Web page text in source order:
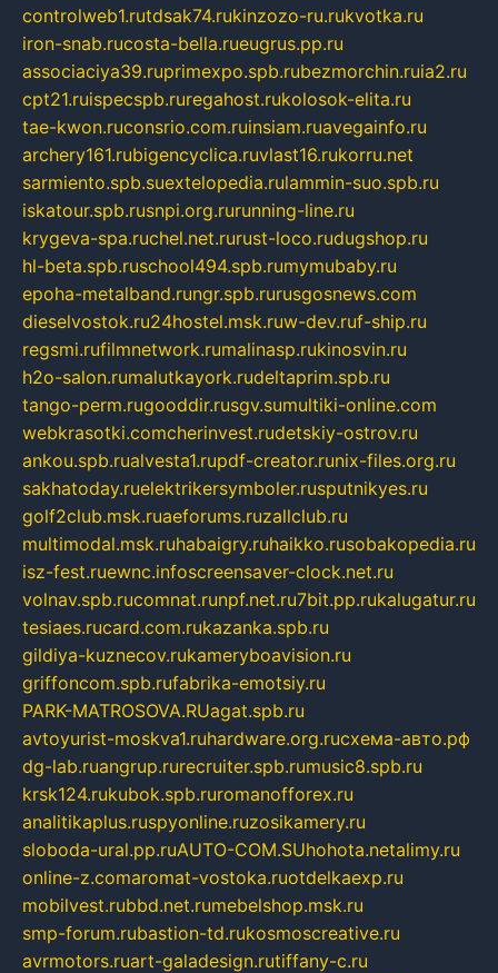
controlweb1.rutdsak74.rukinzozo-ru.rukvotka.ru
iron-snab.rucosta-bella.rueugrus.pp.ru
associaciya39.ruprimexpo.spb.rubezmorchin.ruia2.ru
cpt21.ruispecspb.ruregahost.rukolosok-elita.ru
tae-kwon.ruconsrio.com.ruinsiam.ruavegainfo.ru
archery161.rubigencyclica.ruvlast16.rukorru.net
sarmiento.spb.suextelopedia.rulammin-suo.spb.ru
iskatour.spb.rusnpi.org.rurunning-line.ru
krygeva-spa.ruchel.net.rurust-loco.rudugshop.ru
hl-beta.spb.ruschool494.spb.rumymubaby.ru
epoha-metalband.rungr.spb.rurusgosnews.com
dieselvostok.ru24hostel.msk.ruw-dev.ruf-ship.ru
regsmi.rufilmnetwork.rumalinasp.rukinosvin.ru
h2o-salon.rumalutkayork.rudeltaprim.spb.ru
tango-perm.rugooddir.rusgv.sumultiki-online.com
webkrasotki.comcherinvest.rudetskiy-ostrov.ru
ankou.spb.rualvesta1.rupdf-creator.runix-files.org.ru
sakhatoday.ruelektrikersymboler.rusputnikyes.ru
golf2club.msk.ruaeforums.ruzallclub.ru
multimodal.msk.ruhabaigry.ruhaikko.rusobakopedia.ru
isz-fest.ruewnc.infoscreensaver-clock.net.ru
volnav.spb.rucomnat.runpf.net.ru7bit.pp.rukalugatur.ru
tesiaes.rucard.com.rukazanka.spb.ru
gildiya-kuznecov.rukameryboavision.ru
griffoncom.spb.rufabrika-emotsiy.ru
PARK-MATROSOVA.RUagat.spb.ru
avtoyurist-moskva1.ruhardware.org.ruсхема-авто.рф
dg-lab.ruangrup.rurecruiter.spb.rumusic8.spb.ru
krsk124.rukubok.spb.ruromanofforex.ru
analitikaplus.ruspyonline.ruzosikamery.ru
sloboda-ural.pp.ruAUTO-COM.SUhohota.netalimy.ru
online-z.comaromat-vostoka.ruotdelkaexp.ru
mobilvest.rubbd.net.rumebelshop.msk.ru
smp-forum.rubastion-td.rukosmoscreative.ru
avrmotors.ruart-galadesign.rutiffany-c.ru